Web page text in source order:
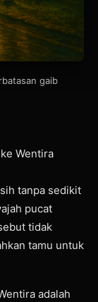
gaib
Wentira
tanpa sedikit
pucat
tidak
tamu untuk
adalah